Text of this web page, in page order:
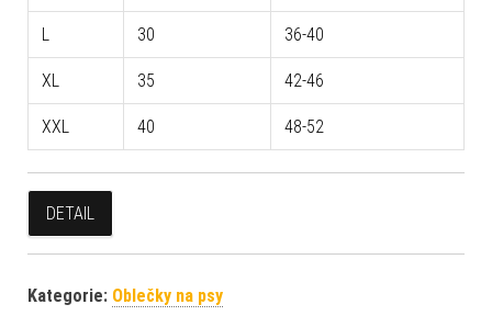
L 30 36-40
XL 35 42-46
XXL 40 48-52
DETAIL
Kategorie: Oblečky na psy